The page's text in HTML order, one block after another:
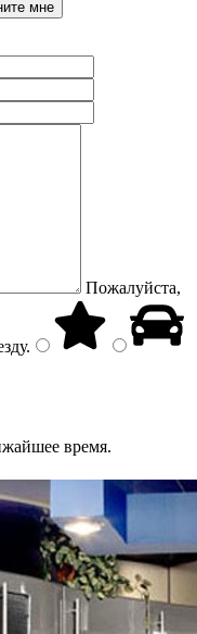
Пожалуйста,
.
время.